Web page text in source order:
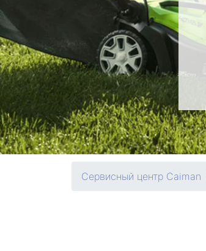
Сервисный центр Caiman